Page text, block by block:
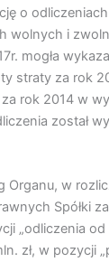
o
wolnych i
mogła
straty za rok
rok 2014 w
został
Organu, w
Spółki
„odliczenia
zł, w pozycji